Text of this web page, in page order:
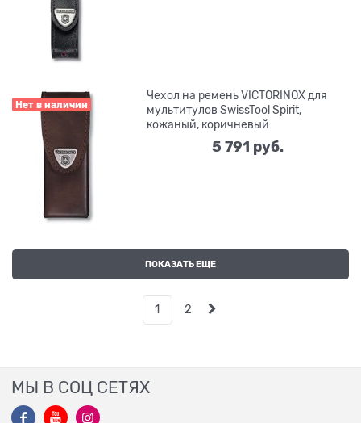
Нет в наличии
Чехол на ремень VICTORINOX для
мультитулов SwissTool Spirit,
кожаный, коричневый
5 791 руб.
ПОКАЗАТЬ ЕЩЕ
1 2
МЫ В СОЦ СЕТЯХ